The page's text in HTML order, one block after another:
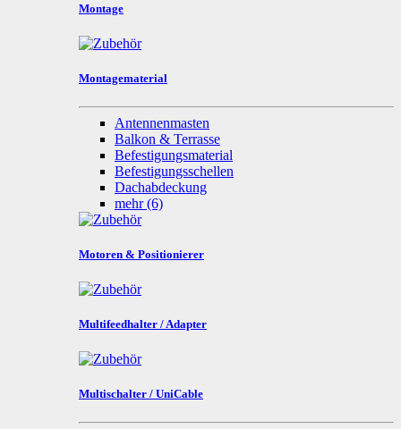
Montage
Montagematerial
Antennenmasten
Balkon & Terrasse
Befestigungsmaterial
Befestigungsschellen
Dachabdeckung
mehr(6)
Motoren & Positionierer
Multifeedhalter / Adapter
Multischalter / UniCable